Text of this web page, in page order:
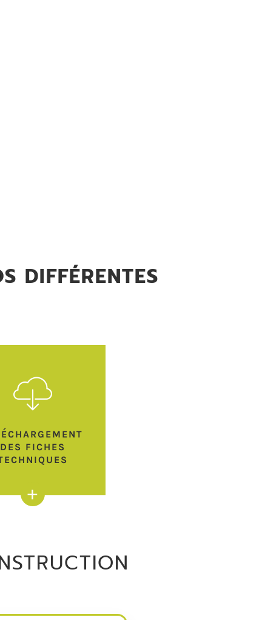
DIFFÉRENTES
DES FICHES
+